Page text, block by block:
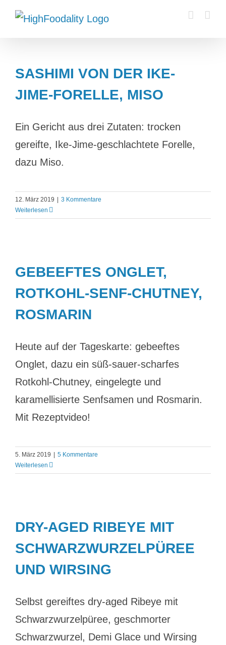
Zum
Inhalt
SASHIMI VON DER IKE-
JIME-FORELLE, MISO
Ein Gericht aus drei Zutaten: trocken
gereifte, Ike-Jime-geschlachtete Forelle,
dazu Miso.
12. März 2019
3 Kommentare
Weiterlesen
GEBEEFTES ONGLET,
ROTKOHL-SENF-CHUTNEY,
ROSMARIN
Heute auf der Tageskarte: gebeeftes
Onglet, dazu ein süß-sauer-scharfes
Rotkohl-Chutney, eingelegte und
karamellisierte Senfsamen und Rosmarin.
Mit Rezeptvideo!
5. März 2019
5 Kommentare
Weiterlesen
DRY-AGED RIBEYE MIT
SCHWARZWURZELPÜREE
UND WIRSING
Selbst gereiftes dry-aged Ribeye mit
Schwarzwurzelpüree, geschmorter
Schwarzwurzel, Demi Glace und Wirsing